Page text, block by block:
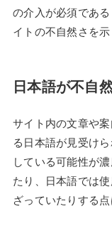
の介入が必須であ
イトの不自然さを示
日本語が不自
サイト内の文章や
る日本語が見受け
している可能性が
たり、日本語では
ざっていたりする